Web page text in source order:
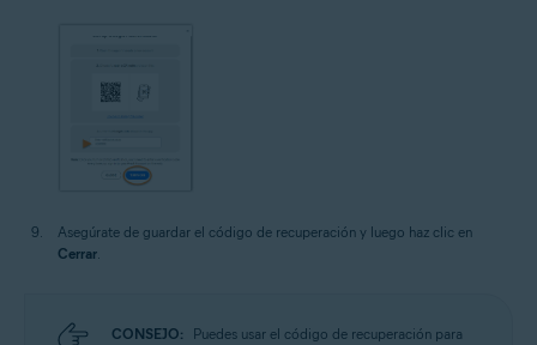
Asegúrate de guardar el código de recuperación y luego haz clic en
Cerrar.
CONSEJO:
Puedes usar el código de recuperación para